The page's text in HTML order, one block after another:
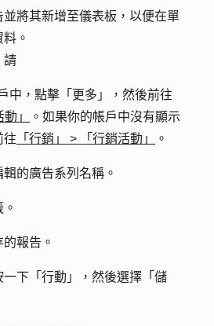
將其新增至儀表板，以便在單
。
請
中，點擊 「更多」
，然後前往
動」
。如果你的帳戶中沒有顯示
往 「行銷」 > 「行銷活動」 。
的廣告系列 名稱 。
的報告 。
下「 行動 」，然後選擇「 儲